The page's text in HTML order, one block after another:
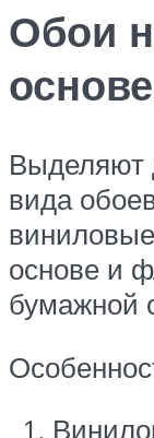
Обои
Выделяют
вида
основе и
бумажной